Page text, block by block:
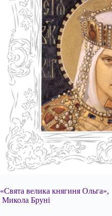
«Свята велика княгиня Ольга»,
Микола Бруні